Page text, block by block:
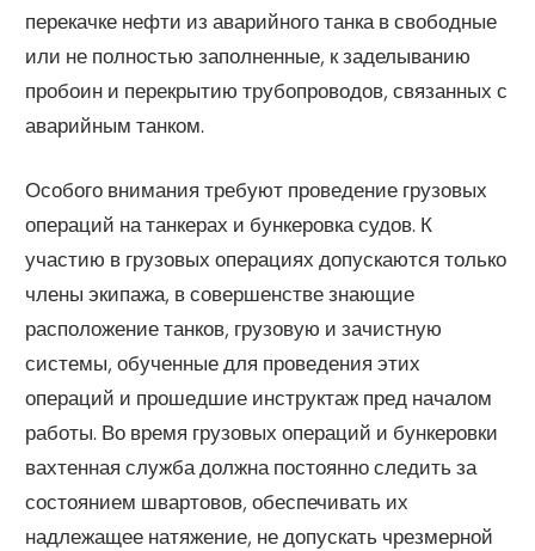
перекачке нефти из аварийного танка в свободные
или не полностью заполненные, к заделыванию
пробоин и перекрытию трубопроводов, связанных с
аварийным танком.
Особого внимания требуют проведение грузовых
операций на танкерах и бункеровка судов. К
участию в грузовых операциях допускаются только
члены экипажа, в совершенстве знающие
расположение танков, грузовую и зачистную
системы, обученные для проведения этих
операций и прошедшие инструктаж пред началом
работы. Во время грузовых операций и бункеровки
вахтенная служба должна постоянно следить за
состоянием швартовов, обеспечивать их
надлежащее натяжение, не допускать чрезмерной